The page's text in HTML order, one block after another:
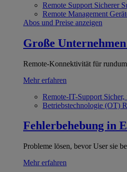
Remote Support Sicherer
Remote Management
Abos und Preise anzeigen
Große Unternehmen
Remote-Konnektivität für rundum
Mehr erfahren
Remote-IT-Support
Betriebstechnologie (OT)
Fehlerbehebung in
Probleme lösen, bevor User sie
Mehr erfahren